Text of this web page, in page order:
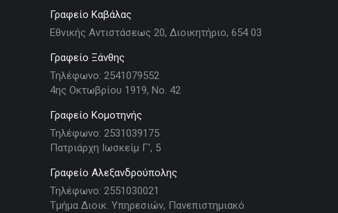
Γραφείο Καβάλας
Εθνικής Αντιστάσεως 20, Διοικητήριο, 654 03
Γραφείο Ξάνθης
Τηλέφωνο: 2541079552
4ης Οκτωβρίου 1919, Νο. 42
Γραφείο Κομοτηνής
Τηλέφωνο: 2531039175
Πατριάρχη Ιωσκείμ Γ', 5
Γραφείο Αλεξανδρούπολης
Τηλέφωνο: 2551030021
Τμήμα Διοικ. Υπηρεσιών, Πανεπιστημιακό